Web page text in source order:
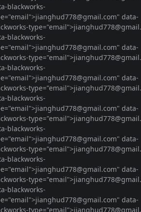
blackworks-
jianghud778@gmail.com" data-
type="email">
blackworks-
jianghud778@gmail.com" data-
type="email">
blackworks-
jianghud778@gmail.com" data-
type="email">
blackworks-
jianghud778@gmail.com" data-
type="email">
blackworks-
jianghud778@gmail.com" data-
type="email">
blackworks-
jianghud778@gmail.com" data-
type="email">
blackworks-
jianghud778@gmail.com" data-
type="email">